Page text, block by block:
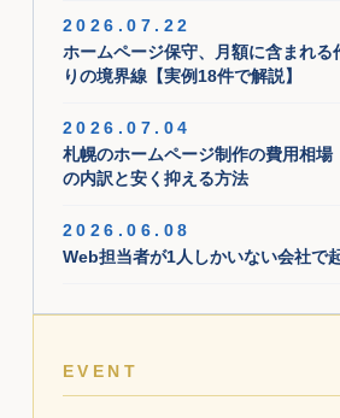
2026.07.22
ホームページ保守、月額に含まれる
りの境界線【実例18件で解説】
2026.07.04
札幌のホームページ制作の費用相場
の内訳と安く抑える方法
2026.06.08
Web担当者が1人しかいない会社で
EVENT